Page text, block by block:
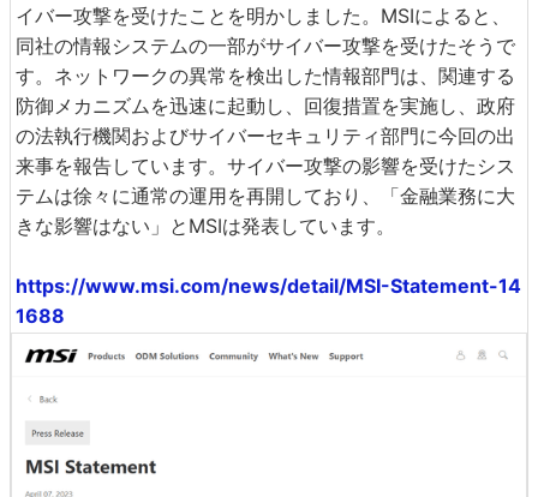
イバー攻撃を受けたことを明かしました。MSIによると、
同社の情報システムの一部がサイバー攻撃を受けたそうで
す。ネットワークの異常を検出した情報部門は、関連する
防御メカニズムを迅速に起動し、回復措置を実施し、政府
の法執行機関およびサイバーセキュリティ部門に今回の出
来事を報告しています。サイバー攻撃の影響を受けたシス
テムは徐々に通常の運用を再開しており、「金融業務に大
きな影響はない」とMSIは発表しています。
https://www.msi.com/news/detail/MSI-Statement-14
1688